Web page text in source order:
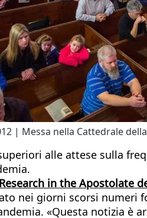
| Messa nella Cattedrale
alle attese sulla
in the Apostolate
nei giorni scorsi
«Questa notizia è